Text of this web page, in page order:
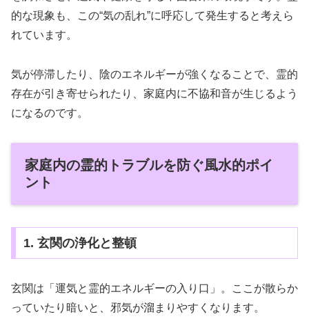
的な現象も、この“気の乱れ”に呼応して発生すると考えら
れています。
気が停滞したり、陰のエネルギーが強くなることで、霊的
存在が引き寄せられたり、家庭内に不協和音が生じるよう
になるのです。
家庭内の霊的トラブルを防ぐ風水的ポイ
ント
1. 玄関の浄化と整頓
玄関は「運気と霊的エネルギーの入り口」。ここが散らか
っていたり暗いと、邪気が溜まりやすくなります。